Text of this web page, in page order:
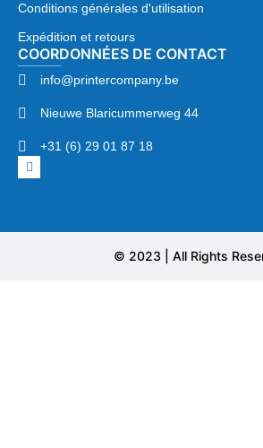
Conditions générales d'utilisation
Expédition et retours
COORDONNÉES DE CONTACT
info@printercompany.be
Nieuwe Blaricummerweg 44
+31 (6) 29 01 87 18
© 2023 | All Rights